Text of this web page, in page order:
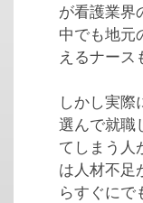
が看護業界
中でも地元
えるナース
しかし実際
選んで就職
てしまう人
は人材不足
らすぐにで